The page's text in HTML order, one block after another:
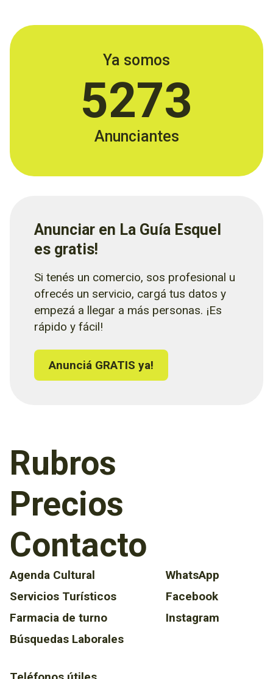
Ya somos
5273
Anunciantes
Anunciar en La Guía Esquel
es gratis!
Si tenés un comercio, sos profesional u
ofrecés un servicio, cargá tus datos y
empezá a llegar a más personas. ¡Es
rápido y fácil!
Anunciá GRATIS ya!
Rubros
Precios
Contacto
Agenda Cultural
Servicios Turísticos
Farmacia de turno
Búsquedas Laborales
WhatsApp
Facebook
Instagram